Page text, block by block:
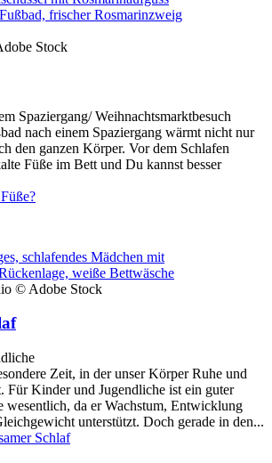
Stock
Spaziergang/ Weihnachtsmarktbesuch
nach einem Spaziergang wärmt nicht nur
den ganzen Körper. Vor dem Schlafen
Füße im Bett und Du kannst besser
© Adobe Stock
Zeit, in der unser Körper Ruhe und
Für Kinder und Jugendliche ist ein guter
wesentlich, da er Wachstum, Entwicklung
unterstützt. Doch gerade in den...
Schlaf